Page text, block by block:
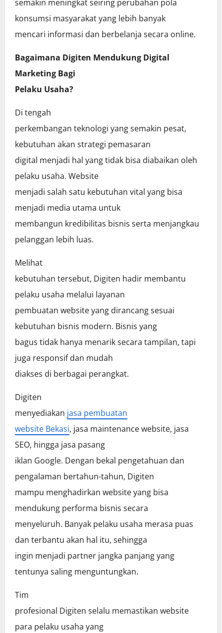
semakin meningkat seiring perubahan pola
konsumsi masyarakat yang lebih banyak
mencari informasi dan berbelanja secara online.
Bagaimana Digiten Mendukung Digital
Marketing Bagi
Pelaku Usaha?
Di tengah
perkembangan teknologi yang semakin pesat,
kebutuhan akan strategi pemasaran
digital menjadi hal yang tidak bisa diabaikan oleh
pelaku usaha. Website
menjadi salah satu kebutuhan vital yang bisa
menjadi media utama untuk
membangun kredibilitas bisnis serta menjangkau
pelanggan lebih luas.
Melihat
kebutuhan tersebut, Digiten hadir membantu
pelaku usaha melalui layanan
pembuatan website yang dirancang sesuai
kebutuhan bisnis modern. Bisnis yang
bagus tidak hanya menarik secara tampilan, tapi
juga responsif dan mudah
diakses di berbagai perangkat.
Digiten
menyediakan jasa pembuatan
website Bekasi, jasa maintenance website, jasa
SEO, hingga jasa pasang
iklan Google. Dengan bekal pengetahuan dan
pengalaman bertahun-tahun, Digiten
mampu menghadirkan website yang bisa
mendukung performa bisnis secara
menyeluruh. Banyak pelaku usaha merasa puas
dan terbantu akan hal itu, sehingga
ingin menjadi partner jangka panjang yang
tentunya saling menguntungkan.
Tim
profesional Digiten selalu memastikan website
para pelaku usaha yang